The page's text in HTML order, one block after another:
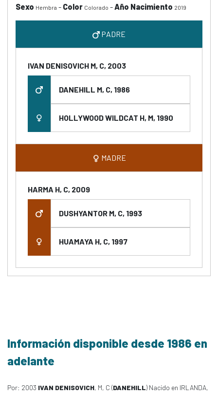
Sexo Hembra - Color Colorado -Año Nacimiento 2019
PADRE
IVAN DENISOVICH M, C, 2003
DANEHILL M, C, 1986
HOLLYWOOD WILDCAT H, M, 1990
MADRE
HARMA H, C, 2009
DUSHYANTOR M, C, 1993
HUAMAYA H, C, 1997
Información disponible desde 1986 en
adelante
Por: 2003 IVAN DENISOVICH, M, C (DANEHILL) Nacido en IRLANDA,